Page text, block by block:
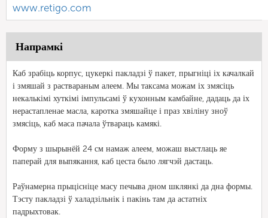
www.retigo.com
Напрамкі
Каб зрабіць корпус, цукеркі пакладзі ў пакет, прыгніці іх качалкай
і змяшай з раствараным алеем. Мы таксама можам іх змясіць
некалькімі хуткімі імпульсамі ў кухонным камбайне, дадаць да іх
нерастапленае масла, каротка змяшайце і праз хвіліну зноў
змясіць, каб маса пачала ўтвараць камякі.
Форму з шырынёй 24 см намаж алеем, можаш выстлаць яе
паперай для выпякання, каб цеста было лягчэй дастаць.
Раўнамерна прыцісніце масу печыва дном шклянкі да дна формы.
Тэсту пакладзі ў халадзільнік і пакінь там да астатніх
падрыхтовак.